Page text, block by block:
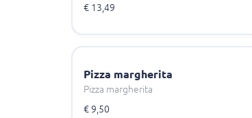
€ 13,49
Pizza margherita
Pizza margherita
€ 9,50